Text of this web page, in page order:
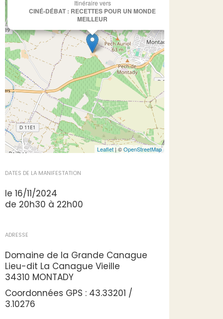
Itinéraire vers
CINÉ-DÉBAT : RECETTES POUR UN MONDE
MEILLEUR
Leaflet | ©OpenStreetMap
DATES DE LA MANIFESTATION
le 16/11/2024
de 20h30 à 22h00
ADRESSE
Domaine de la Grande Canague
Lieu-dit La Canague Vieille
34310 MONTADY
Coordonnées GPS : 43.33201 /
3.10276